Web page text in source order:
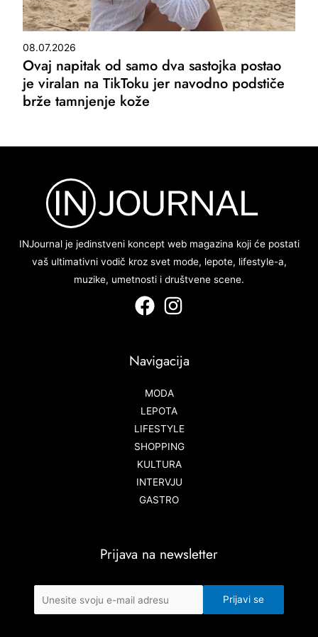
08.07.2026
Ovaj napitak od samo dva sastojka postao
je viralan na TikToku jer navodno podstiče
brže tamnjenje kože
INJournal je jedinstveni koncept web magazina koji će postati
vaš ultimativni vodič kroz svet mode, lepote, lifestyle-a,
muzike, umetnosti i društvene scene.
Navigacija
MODA
LEPOTA
LIFESTYLE
SHOPPING
KULTURA
INTERVJU
GASTRO
Prijava na newsletter